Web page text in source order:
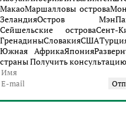
МакаоМаршалловы острова
ЗеландияОстров Мэн
Сейшельские острова
ГренадиныСловакияСША
Южная АфрикаЯпония
страныПолучить консультацию